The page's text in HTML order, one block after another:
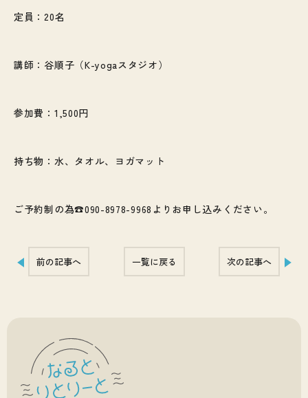
定員：20名
講師：谷順子（K-yogaスタジオ）
参加費：1,500円
持ち物：水、タオル、ヨガマット
ご予約制の為☎090-8978-9968よりお申し込みください。
前の記事へ 一覧に戻る 次の記事へ